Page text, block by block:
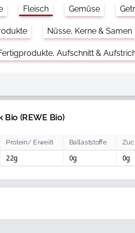
Fleisch Gemüse
Nüsse, Kerne & Samen
Aufschnitt &
(REWE Bio)
Protein/ Eiweiß Ballaststoffe
22g 0g 0g